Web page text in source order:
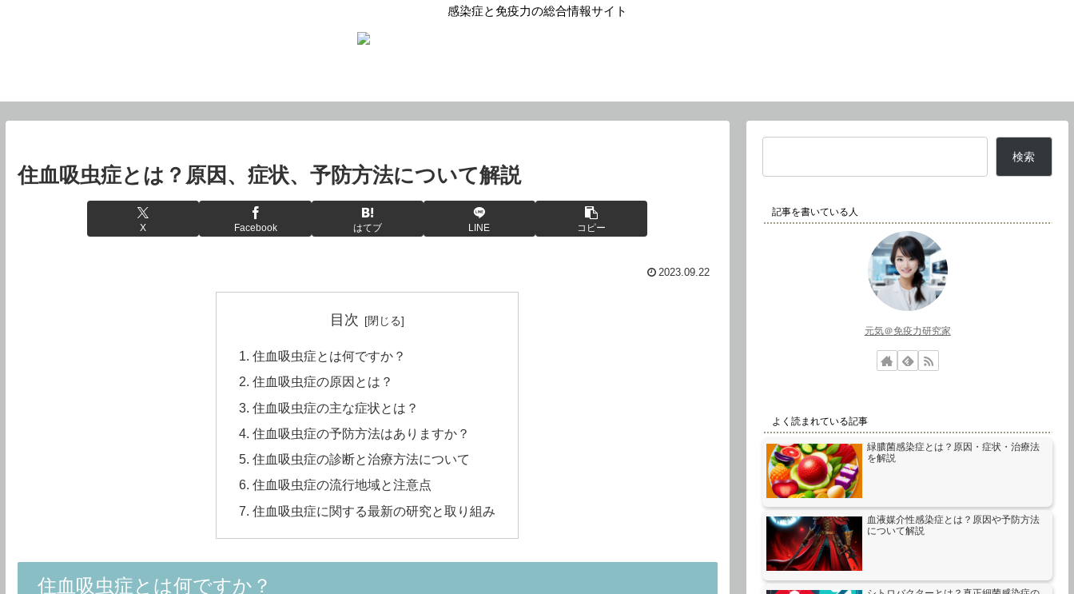
感染症と免疫力の総合情報サイト
住血吸虫症とは？原因、症状、予防方法について解説
X Facebook はてブ LINE コピー
2023.09.22
目次
住血吸虫症とは何ですか？
住血吸虫症の原因とは？
住血吸虫症の主な症状とは？
住血吸虫症の予防方法はありますか？
住血吸虫症の診断と治療方法について
住血吸虫症の流行地域と注意点
住血吸虫症に関する最新の研究と取り組み
住血吸虫症とは何ですか？
検索
記事を書いている人
元気＠免疫力研究家
よく読まれている記事
緑膿菌感染症とは？原因・症状・治療法
を解説
血液媒介性感染症とは？原因や予防方法
について解説